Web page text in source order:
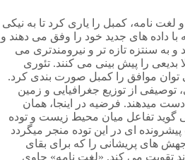
نامه، کمبل را یاری کرد تا به نیکی
با داده های جدید خود را وفق می دهند و
به سنتزه تازه تر و نیرومندتری می
بدیعی را پیش بینی می کنند. تئوری
توان موافق را کمبل صورت بندی کرد.
توصیفی از توزیع جغرافیایی و زمین
میدهند. فرضیه در اینجا، همان
تفاعل میان محیط زیست و توده
ای در این توده منجر میگردد
جهش های پریشانی را که برای بقای
تقویت می کند. «لغت نامه» حاوی